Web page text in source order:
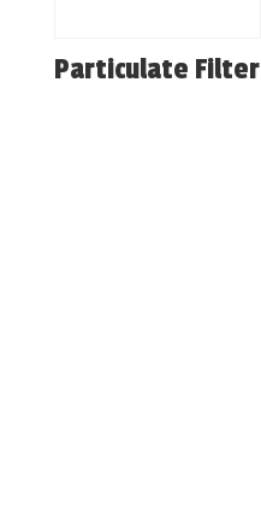
Particulate Filter